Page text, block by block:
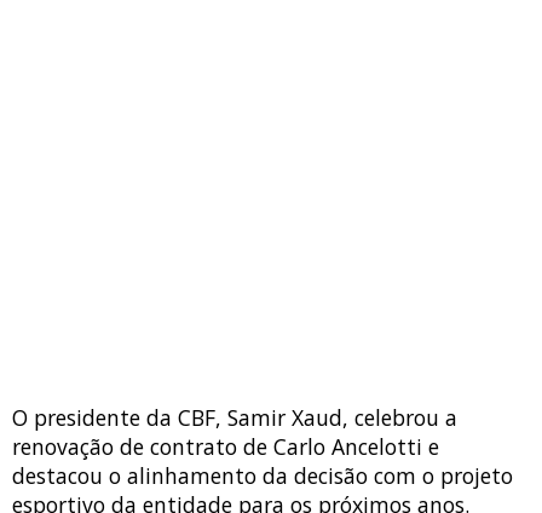
O presidente da CBF, Samir Xaud, celebrou a
renovação de contrato de Carlo Ancelotti e
destacou o alinhamento da decisão com o projeto
esportivo da entidade para os próximos anos.